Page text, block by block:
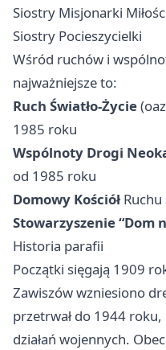
Siostry Misjonarki
Siostry Pocieszycielki
Wśród ruchów i
najważniejsze to:
Ruch Światło-Życie
1985 roku
Wspólnoty Drogi
od 1985 roku
Domowy Kościół Ruchu
Stowarzyszenie “Dom
Historia parafii
Początki sięgają 1909
Zawiszów wzniesiono
przetrwał do 1944 roku,
działań wojennych.